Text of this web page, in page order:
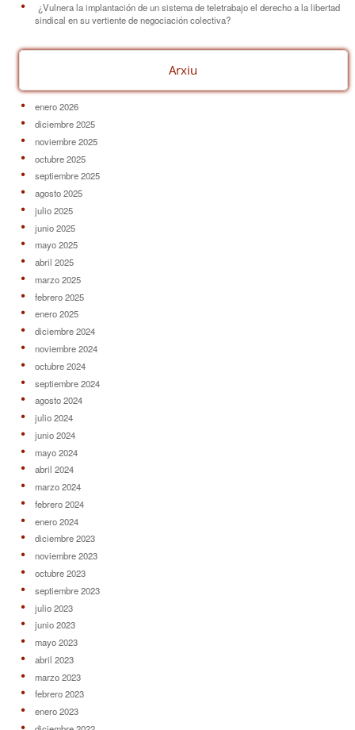
¿Vulnera la implantación de un sistema de teletrabajo el derecho a la libertad
sindical en su vertiente de negociación colectiva?
Arxiu
enero 2026
diciembre 2025
noviembre 2025
octubre 2025
septiembre 2025
agosto 2025
julio 2025
junio 2025
mayo 2025
abril 2025
marzo 2025
febrero 2025
enero 2025
diciembre 2024
noviembre 2024
octubre 2024
septiembre 2024
agosto 2024
julio 2024
junio 2024
mayo 2024
abril 2024
marzo 2024
febrero 2024
enero 2024
diciembre 2023
noviembre 2023
octubre 2023
septiembre 2023
julio 2023
junio 2023
mayo 2023
abril 2023
marzo 2023
febrero 2023
enero 2023